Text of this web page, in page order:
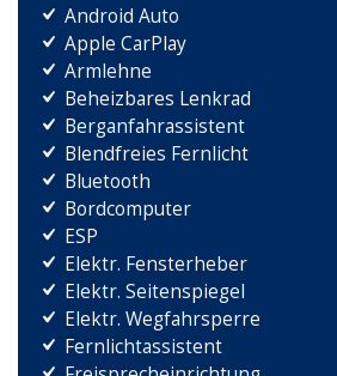
Android Auto
Apple CarPlay
Armlehne
Beheizbares Lenkrad
Berganfahrassistent
Blendfreies Fernlicht
Bluetooth
Bordcomputer
ESP
Elektr. Fensterheber
Elektr. Seitenspiegel
Elektr. Wegfahrsperre
Fernlichtassistent